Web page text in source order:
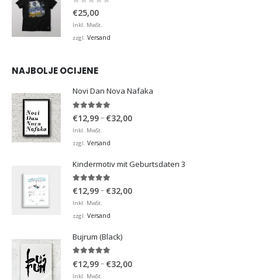
0 von 5
€25,00
Inkl. MwSt.
zzgl. Versand
NAJBOLJE OCIJENE
Novi Dan Nova Nafaka
€12,99– €32,00Preisspanne:
Inkl. MwSt.
zzgl. Versand
Kindermotiv mit Geburtsdaten 3
5.00von 5
€12,99– €32,00Preisspanne:
Inkl. MwSt.
zzgl. Versand
Bujrum (Black)
€12,99– €32,00Preisspanne:
Inkl. MwSt.